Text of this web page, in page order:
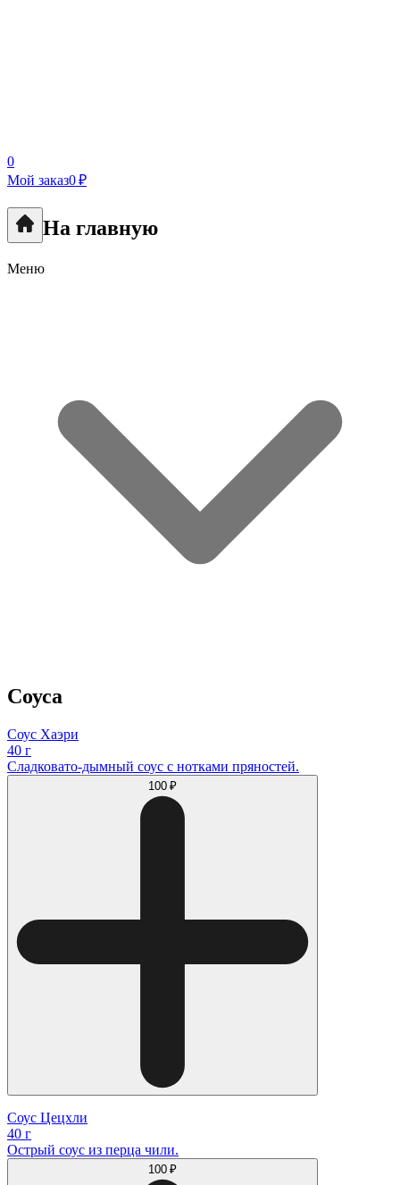
0
Мой заказ0 ₽
На главную
Меню
Соуса
Соус Хаэри
40 г
Сладковато-дымный соус с нотками пряностей.
100 ₽
Соус Цецхли
40 г
Острый соус из перца чили.
100 ₽